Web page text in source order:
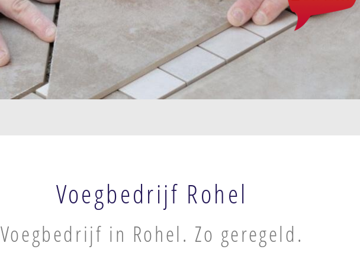
Voegbedrijf Rohel
Voegbedrijf in Rohel. Zo geregeld.